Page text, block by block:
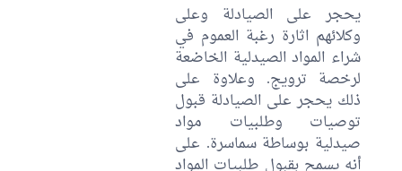
يحجر على الصيادلة وعلى
وكلائهم اثارة رغبة العموم في
شراء المواد الصيدلية الخاضعة
لرخصة ترويج. وعلاوة على
ذلك يحجر على الصيادلة قبول
توصيات وطلبيات مواد
صيدلية بوساطة سماسرة. على